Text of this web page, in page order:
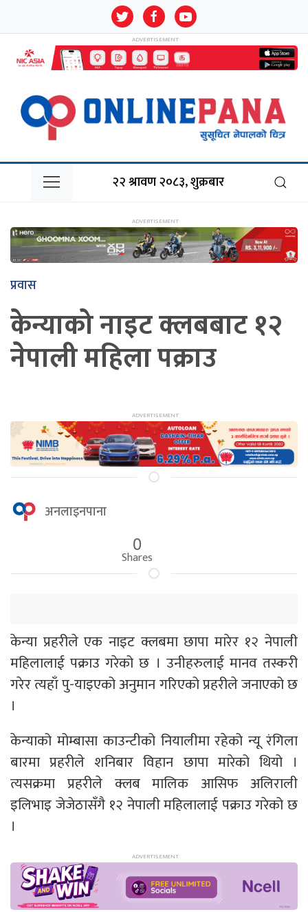
२२ श्रावण २०८३, शुक्रबार
प्रवास
केन्याको नाइट क्लबबाट १२
नेपाली महिला पक्राउ
अनलाइनपाना
0
Shares
केन्या प्रहरीले एक नाइट क्लबमा छापा मारेर १२ नेपाली
महिलालाई पक्राउ गरेको छ । उनीहरुलाई मानव तस्करी
गरेर त्यहाँ पु-याइएको अनुमान गरिएको प्रहरीले जनाएको छ
।
केन्याको मोम्बासा काउन्टीको नियालीमा रहेको न्यू रंगिला
बारमा प्रहरीले शनिबार विहान छापा मारेको थियो ।
त्यसक्रमा प्रहरीले क्लब मालिक आसिफ अलिराली
इलिभाइ जेजेठासँगै १२ नेपाली महिलालाई पक्राउ गरेको छ
।